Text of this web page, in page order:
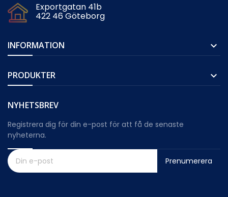
Exportgatan 41b
422 46 Göteborg
INFORMATION 
PRODUKTER 
NYHETSBREV
Registrera dig för din e-post för att få de senaste
nyheterna.
Prenumerera